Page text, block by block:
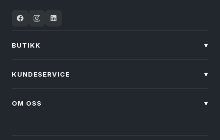
BUTIKK ▾
KUNDESERVICE ▾
OM OSS ▾